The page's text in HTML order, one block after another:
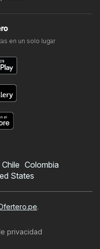
en un solo lugar
Chile Colombia
States
.
privacidad